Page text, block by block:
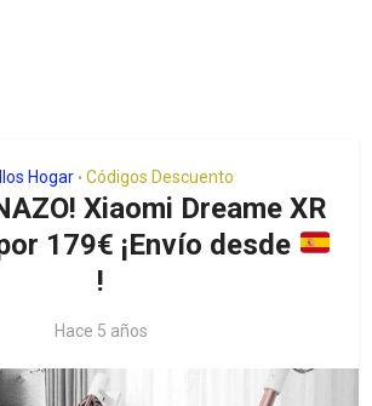
Hogar • Códigos Descuento
Xiaomi Dreame XR
179€ ¡Envío desde
!
Hace 5 años